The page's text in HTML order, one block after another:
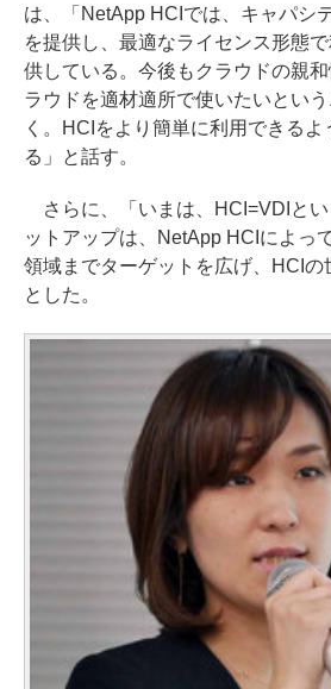
は、「NetApp HCIでは、キャパシ
を提供し、最適なライセンス形態
供している。今後もクラウドの親
ラウドを適材適所で使いたいとい
く。HCIをより簡単に利用できる
る」と話す。
さらに、「いまは、HCI=VDIと
ットアップは、NetApp HCIによっ
領域までターゲットを広げ、HCIの
とした。